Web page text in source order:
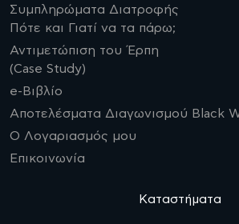
Συμπληρώματα Διατροφής
Πότε και Γιατί να τα πάρω;
Αντιμετώπιση του Έρπη
(Case Study)
e-Βιβλίο
Αποτελέσματα Διαγωνισμού Black
Ο Λογαριασμός μου
Επικοινωνία
Καταστήματα